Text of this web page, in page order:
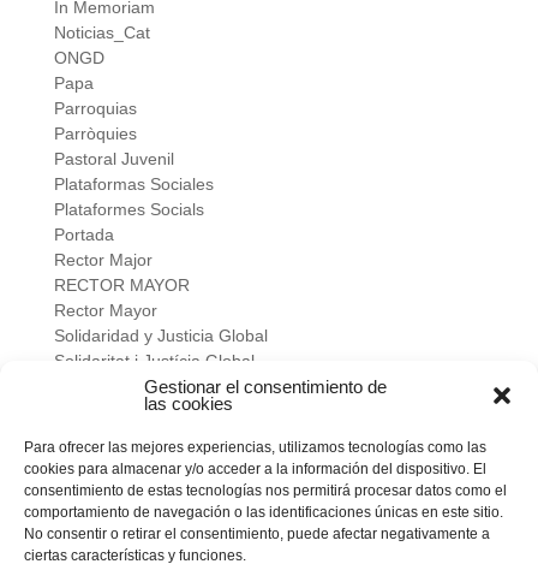
Gestionar el consentimiento de
las cookies
Para ofrecer las mejores experiencias, utilizamos tecnologías como las
cookies para almacenar y/o acceder a la información del dispositivo. El
consentimiento de estas tecnologías nos permitirá procesar datos como el
comportamiento de navegación o las identificaciones únicas en este sitio.
No consentir o retirar el consentimiento, puede afectar negativamente a
ciertas características y funciones.
In Memoriam
Noticias_Cat
ONGD
Papa
Parroquias
Parròquies
Pastoral Juvenil
Plataformas Sociales
Plataformes Socials
Portada
Rector Major
RECTOR MAYOR
Rector Mayor
Solidaridad y Justicia Global
Solidaritat i Justícia Global
verano salesiano
Vivir a fondo
Vocacional
Meta